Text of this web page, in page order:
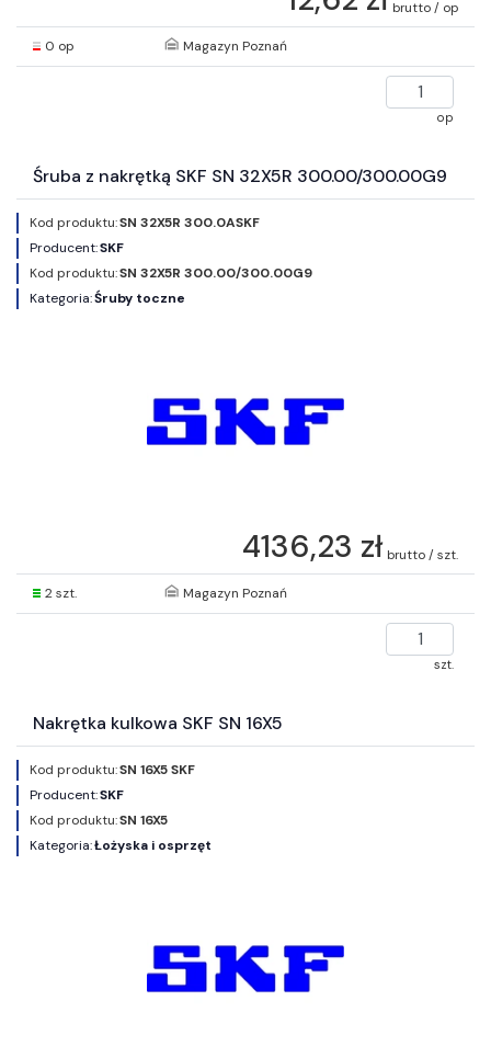
brutto / op
0 op Magazyn Poznań
op
Śruba z nakrętką SKF SN 32X5R 300.00/300.00G9
Kod produktu:SN 32X5R 300.0ASKF
Producent:SKF
Kod produktu:SN 32X5R 300.00/300.00G9
Kategoria:Śruby toczne
4136,23 zł brutto / szt.
2 szt. Magazyn Poznań
szt.
Nakrętka kulkowa SKF SN 16X5
Kod produktu:SN 16X5 SKF
Producent:SKF
Kod produktu:SN 16X5
Kategoria:Łożyska i osprzęt